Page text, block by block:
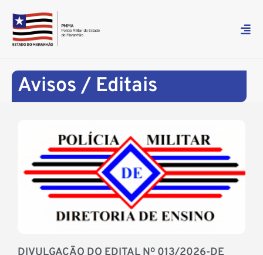
Avisos / Editais